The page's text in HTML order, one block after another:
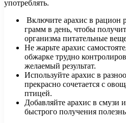
употреблять.
Включите арахис в рацион
грамм в день, чтобы
организма питательные
Не жарьте арахис
обжарке трудно
желаемый результат.
Используйте арахис в
прекрасно сочетается с
птицей.
Добавляйте арахис в смузи
быстрого получения